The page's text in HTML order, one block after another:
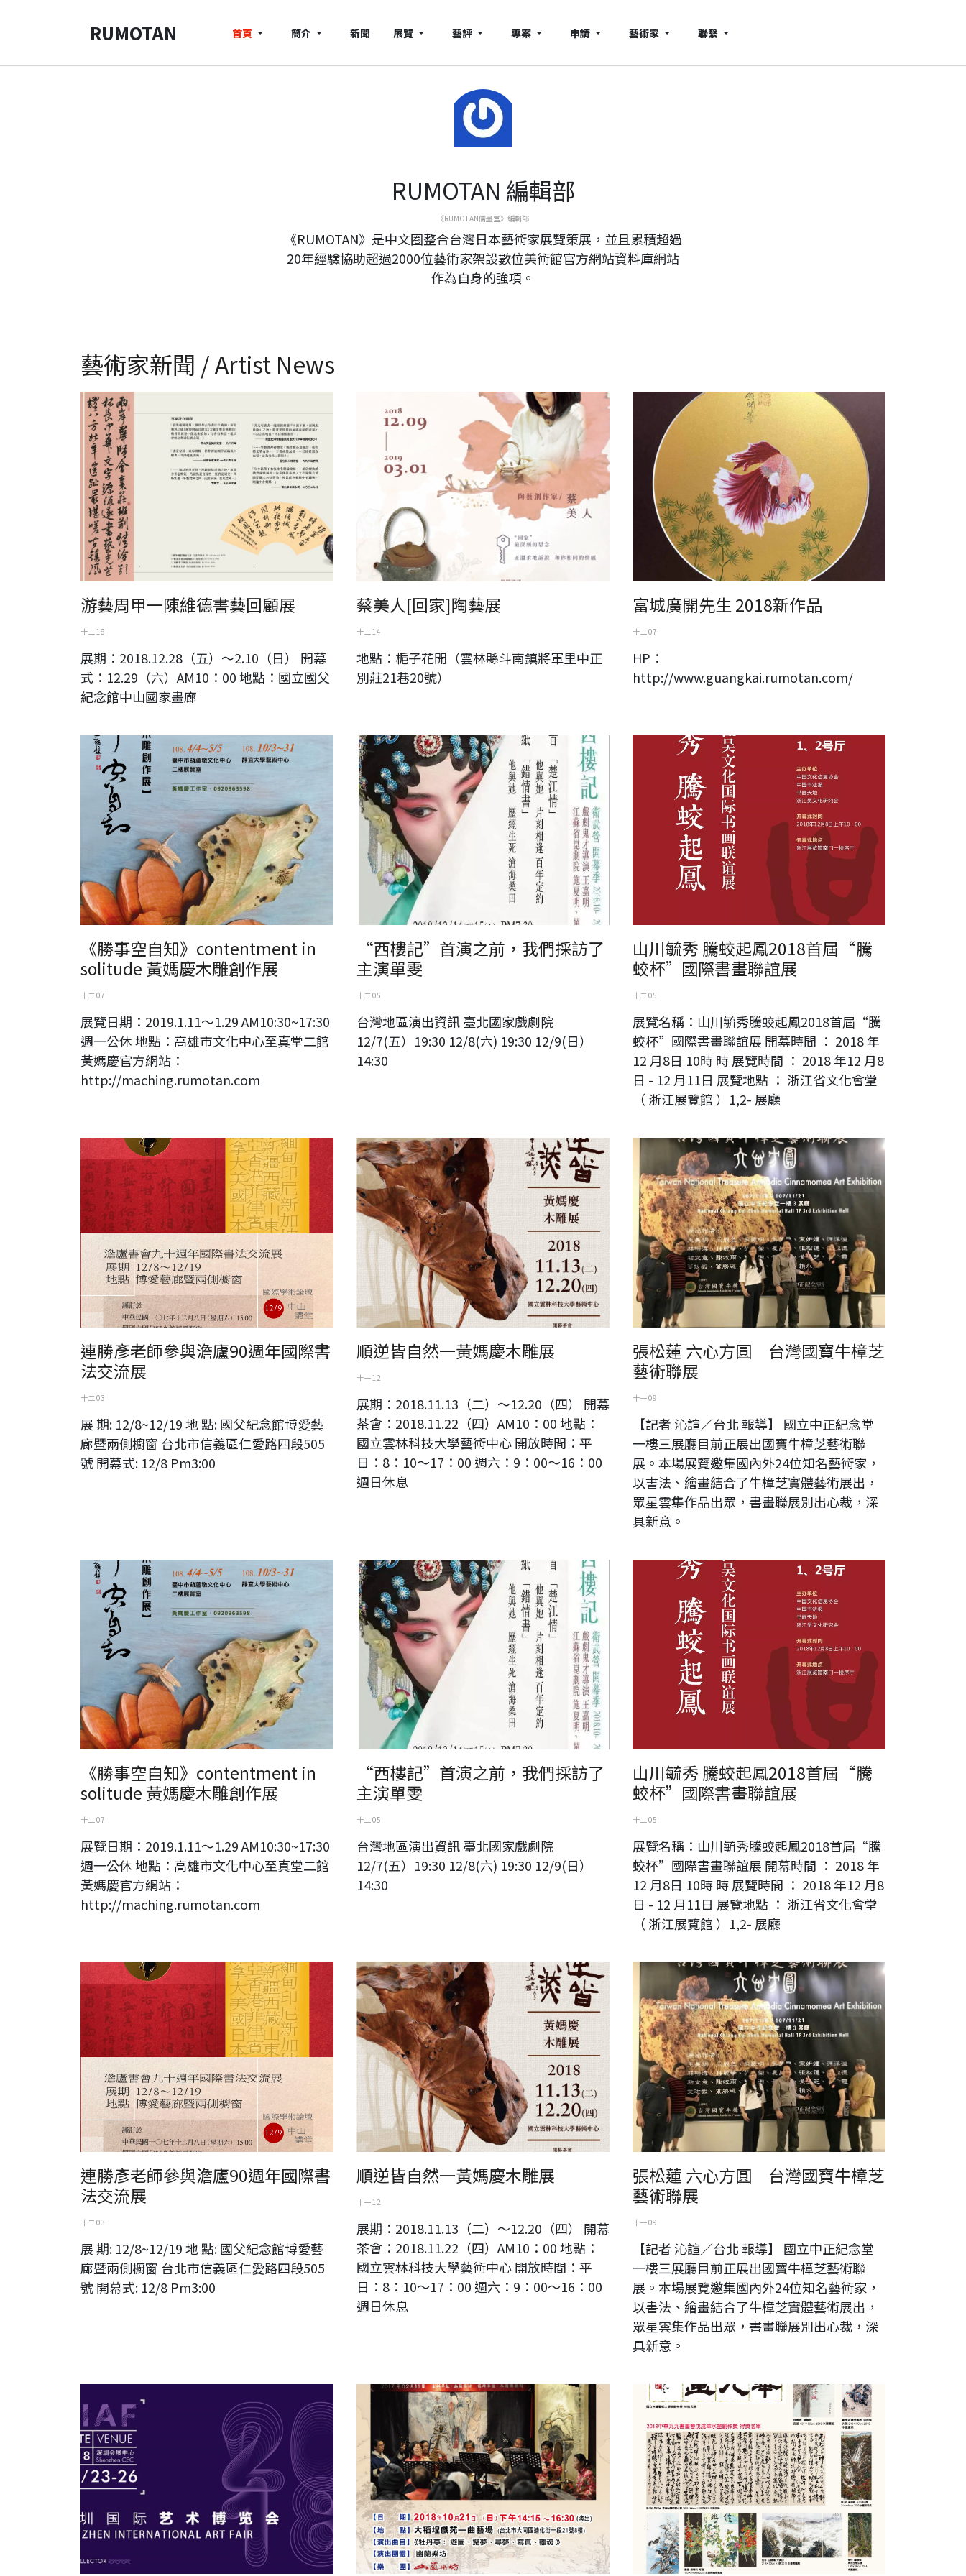
RUMOTAN 首頁 簡介 新聞 展覽 藝評 專案 申請 藝術家 聯繫
RUMOTAN 編輯部
《RUMOTAN儒墨堂》編輯部
《RUMOTAN》是中文圈整合台灣日本藝術家展覽策展，並且累積超過
20年經驗協助超過2000位藝術家架設數位美術館官方網站資料庫網站
作為自身的強項。
藝術家新聞 / Artist News
游藝周甲一陳維德書藝回顧展
游藝周甲一陳維德書藝回顧展
十二 18
展期：2018.12.28（五）～2.10（日） 開幕
式：12.29（六）AM10：00 地點：國立國父
紀念館中山國家畫廊
蔡美人[回家]陶藝展
十二 14
地點：梔子花開（雲林縣斗南鎮將軍里中正
別莊21巷20號）
富城廣開先生 2018新作
富城廣開先生 2018新作品
十二 07
HP：
http://www.guangkai.rumotan.com/
《勝事空自知》contentment in solitude黃媽慶木雕創作展
《勝事空自知》contentment in
solitude 黃媽慶木雕創作展
十二 07
展覽日期：2019.1.11～1.29 AM10:30~17:30
週一公休 地點：高雄市文化中心至真堂二館
黃媽慶官方網站：
http://maching.rumotan.com
“西樓記”首演之前，我們採訪了主演單雯
“西樓記”首演之前，我們採訪了
主演單雯
十二 05
台灣地區演出資訊 臺北國家戲劇院
12/7(五）19:30 12/8(六) 19:30 12/9(日）
14:30
山川毓秀 騰蛟起鳳2018首屆“騰蛟杯”國際書畫聯誼展
山川毓秀 騰蛟起鳳2018首屆“騰
蛟杯”國際書畫聯誼展
十二 05
展覽名稱：山川毓秀騰蛟起鳳2018首屆“騰
蛟杯”國際書畫聯誼展 開幕時間 ： 2018 年
12 月8日 10時 時 展覽時間 ： 2018 年12 月8
日 - 12 月11日 展覽地點 ： 浙江省文化會堂
（ 浙江展覽館 ）1,2- 展廳
連勝彥老師參與澹廬90週年國際書法交流展
連勝彥老師參與澹廬90週年國際書
法交流展
十二 03
展 期: 12/8~12/19 地 點: 國父紀念館博愛藝
廊暨兩側櫥窗 台北市信義區仁愛路四段505
號 開幕式: 12/8 Pm3:00
順逆皆自然一黃媽慶木雕展
順逆皆自然一黃媽慶木雕展
十一 12
展期：2018.11.13（二）～12.20（四） 開幕
茶會：2018.11.22（四）AM10：00 地點：
國立雲林科技大學藝術中心 開放時間：平
日：8：10～17：00 週六：9：00～16：00
週日休息
六心方圓 台灣國寶牛樟芝藝術聯展
張松蓮 六心方圓 台灣國寶牛樟芝
藝術聯展
十一 09
【記者 沁諠／台北 報導】 國立中正紀念堂
一樓三展廳目前正展出國寶牛樟芝藝術聯
展。本場展覽邀集國內外24位知名藝術家，
以書法、繪畫結合了牛樟芝實體藝術展出，
眾星雲集作品出眾，書畫聯展別出心裁，深
具新意。
《勝事空自知》contentment in solitude黃媽慶木雕創作展
《勝事空自知》contentment in
solitude 黃媽慶木雕創作展
十二 07
展覽日期：2019.1.11～1.29 AM10:30~17:30
週一公休 地點：高雄市文化中心至真堂二館
黃媽慶官方網站：
http://maching.rumotan.com
“西樓記”首演之前，我們採訪了主演單雯
“西樓記”首演之前，我們採訪了
主演單雯
十二 05
台灣地區演出資訊 臺北國家戲劇院
12/7(五）19:30 12/8(六) 19:30 12/9(日）
14:30
山川毓秀 騰蛟起鳳2018首屆“騰蛟杯”國際書畫聯誼展
山川毓秀 騰蛟起鳳2018首屆“騰
蛟杯”國際書畫聯誼展
十二 05
展覽名稱：山川毓秀騰蛟起鳳2018首屆“騰
蛟杯”國際書畫聯誼展 開幕時間 ： 2018 年
12 月8日 10時 時 展覽時間 ： 2018 年12 月8
日 - 12 月11日 展覽地點 ： 浙江省文化會堂
（ 浙江展覽館 ）1,2- 展廳
連勝彥老師參與澹廬90週年國際書法交流展
連勝彥老師參與澹廬90週年國際書
法交流展
十二 03
展 期: 12/8~12/19 地 點: 國父紀念館博愛藝
廊暨兩側櫥窗 台北市信義區仁愛路四段505
號 開幕式: 12/8 Pm3:00
順逆皆自然一黃媽慶木雕展
順逆皆自然一黃媽慶木雕展
十一 12
展期：2018.11.13（二）～12.20（四） 開幕
茶會：2018.11.22（四）AM10：00 地點：
國立雲林科技大學藝術中心 開放時間：平
日：8：10～17：00 週六：9：00～16：00
週日休息
六心方圓 台灣國寶牛樟芝藝術聯展
張松蓮 六心方圓 台灣國寶牛樟芝
藝術聯展
十一 09
【記者 沁諠／台北 報導】 國立中正紀念堂
一樓三展廳目前正展出國寶牛樟芝藝術聯
展。本場展覽邀集國內外24位知名藝術家，
以書法、繪畫結合了牛樟芝實體藝術展出，
眾星雲集作品出眾，書畫聯展別出心裁，深
具新意。
2018年崑曲年度展演「幽蘭雅韵」清唱音樂會 2018中華九九書畫會戊戌年水墨創作獎暨會員聯展